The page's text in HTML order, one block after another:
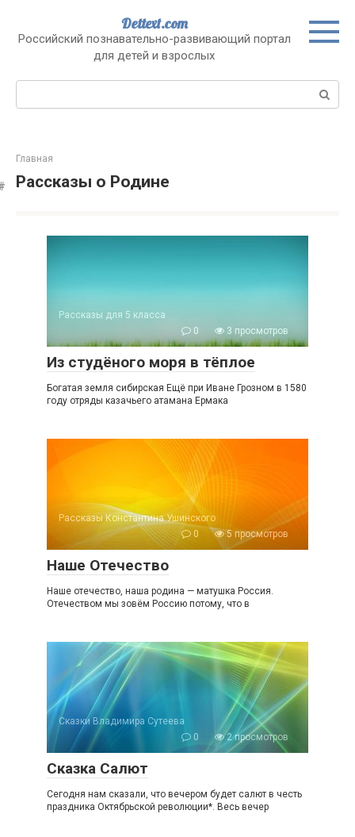
контенту
Dettext.com
Российский познавательно-развивающий портал
для детей и взрослых
Поиск:
Главная
Рассказы о Родине
Рассказы для 5 класса
0
3 просмотров
Из студёного моря в тёплое
Богатая земля сибирская Ещё при Иване Грозном в 1580
году отряды казачьего атамана Ермака
Рассказы Константина Ушинского
0
5 просмотров
Наше Отечество
Наше отечество, наша родина — матушка Россия.
Отечеством мы зовём Россию потому, что в
Сказки Владимира Сутеева
0
2 просмотров
Сказка Салют
Сегодня нам сказали, что вечером будет салют в честь
праздника Октябрьской революции*. Весь вечер